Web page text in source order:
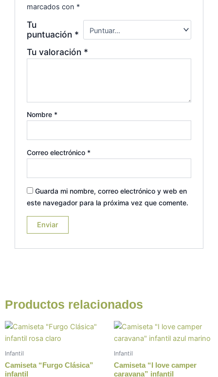
marcados con *
Tu
puntuación *
Tu valoración *
Nombre *
Correo electrónico *
Guarda mi nombre, correo electrónico y web en
este navegador para la próxima vez que comente.
Productos relacionados
Infantil
Camiseta “Furgo Clásica”
infantil
Este
producto
múltiples
variantes.
Infantil
Camiseta “I love camper
caravana” infantil